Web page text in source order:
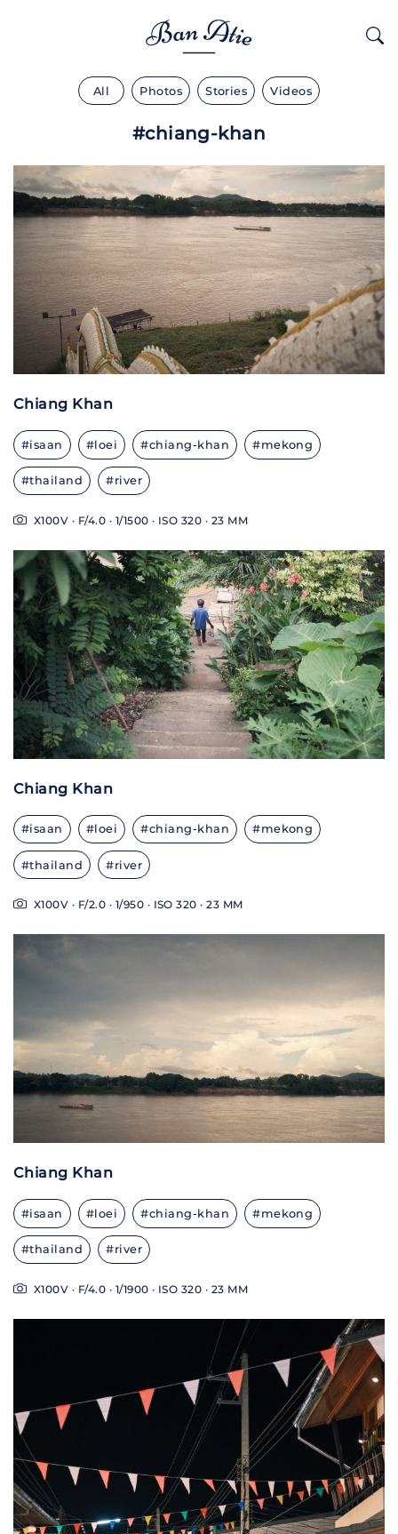
All Photos Stories Videos
#chiang-khan
Chiang Khan
#isaan #loei #chiang-khan #mekong
#thailand #river
X100V · F/4.0 · 1/1500 · ISO 320 · 23 MM
Chiang Khan
#isaan #loei #chiang-khan #mekong
#thailand #river
X100V · F/2.0 · 1/950 · ISO 320 · 23 MM
Chiang Khan
#isaan #loei #chiang-khan #mekong
#thailand #river
X100V · F/4.0 · 1/1900 · ISO 320 · 23 MM